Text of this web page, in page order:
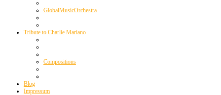
GlobalMusicOrchestra
Tribute to Charlie Mariano
Compositions
Blog
Impressum